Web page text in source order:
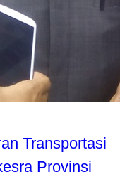
Transportasi
Provinsi